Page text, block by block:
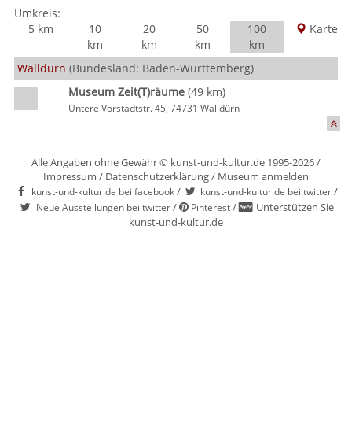
Umkreis:
5 km
10
km
20
km
50
km
100
km
Karte
Walldürn (Bundesland: Baden-Württemberg)
Museum Zeit(T)räume(49 km)
Untere Vorstadtstr. 45, 74731 Walldürn
Alle Angaben ohne Gewähr © kunst-und-kultur.de 1995-2026 /
Impressum / Datenschutzerklärung/ Museum anmelden
kunst-und-kultur.de bei facebook/ kunst-und-kultur.de bei twitter/
Neue Ausstellungen bei twitter/ Pinterest/
Unterstützen Sie
kunst-und-kultur.de